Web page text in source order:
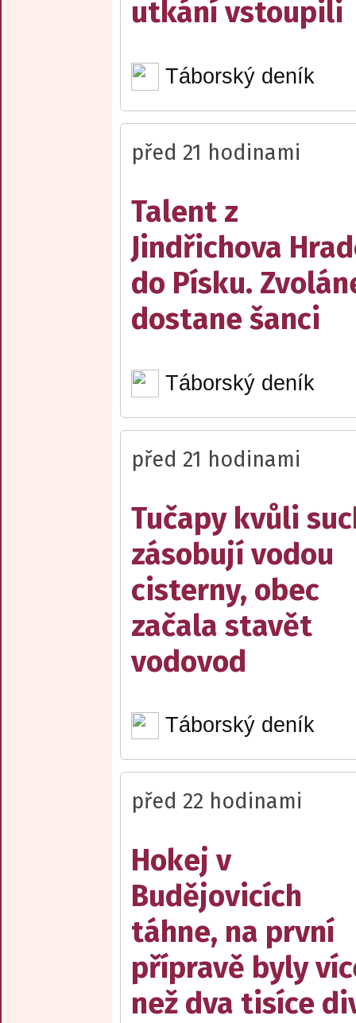
utkání vstoupili
Táborský deník
před 21 hodinami
Talent z
Jindřichova
do Písku.
dostane šanci
Táborský deník
před 21 hodinami
Tučapy kvůli
zásobují vodou
cisterny, obec
začala stavět
vodovod
Táborský deník
před 22 hodinami
Hokej v
Budějovicích
táhne, na první
přípravě byly
než dva tisíce